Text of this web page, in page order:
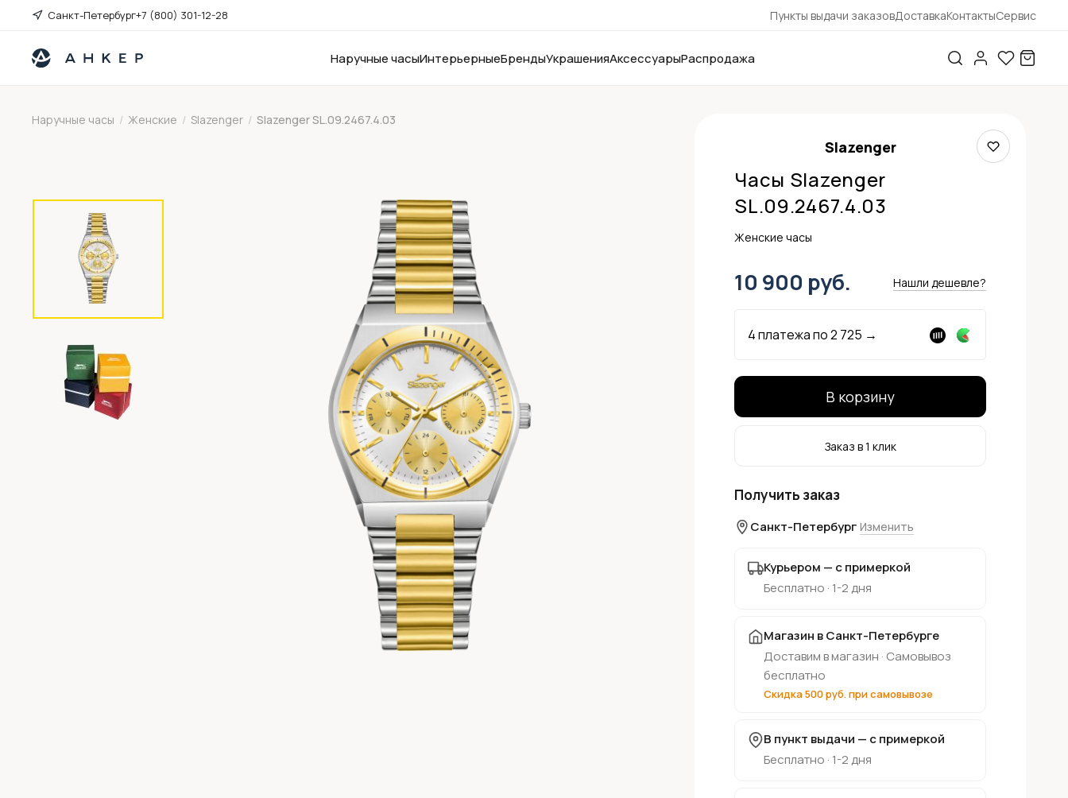
Санкт-Петербург+7 (800) 301-12-28 Пункты выдачи заказовДоставкаКонтактыСервис
Наручные часыИнтерьерныеБрендыУкрашенияАксессуарыРаспродажа
Наручные часы / Женские / Slazenger / Slazenger SL.09.2467.4.03
Slazenger
Часы Slazenger
SL.09.2467.4.03
Женские часы
10 900 руб. Нашли дешевле?
4 платежа по2 725 →
В корзину
Заказ в 1 клик
Получить заказ
Санкт-Петербург Изменить
Курьером — с примеркой
Бесплатно · 1-2 дня
Магазин в Санкт-Петербурге
Доставим в магазин · Самовывоз
бесплатно
Скидка 500 руб. при самовывозе
В пункт выдачи — с примеркой
Бесплатно · 1-2 дня